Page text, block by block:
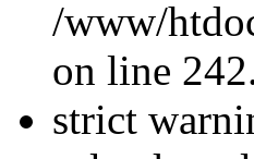
/www/
on line
strict